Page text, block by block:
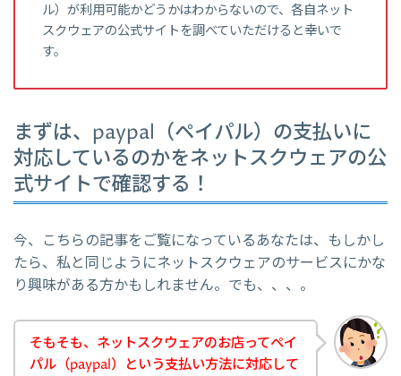
ル）が利用可能かどうかはわからないので、各自ネット
スクウェアの公式サイトを調べていただけると幸いで
す。
まずは、paypal（ペイパル）の支払いに
対応しているのかをネットスクウェアの公
式サイトで確認する！
今、こちらの記事をご覧になっているあなたは、もしかし
たら、私と同じようにネットスクウェアのサービスにかな
り興味がある方かもしれません。でも、、、。
そもそも、ネットスクウェアのお店ってペイ
パル（paypal）という支払い方法に対応して